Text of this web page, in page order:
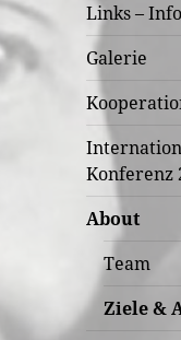
Links –
Galerie
Konferenz
About
Team
Ziele &